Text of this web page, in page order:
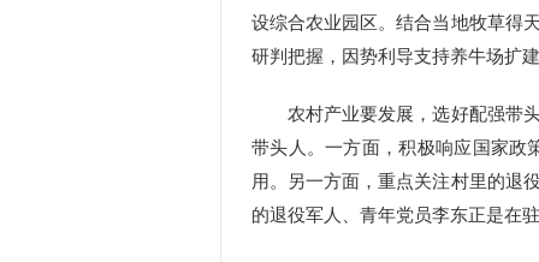
设综合农业园区。结合当地牧草得
研判把握，因势利导支持养牛场扩
农村产业要发展，选好配强带头
带头人。一方面，积极响应国家政
用。另一方面，重点关注村里的退
的退役军人、青年党员李东正是在